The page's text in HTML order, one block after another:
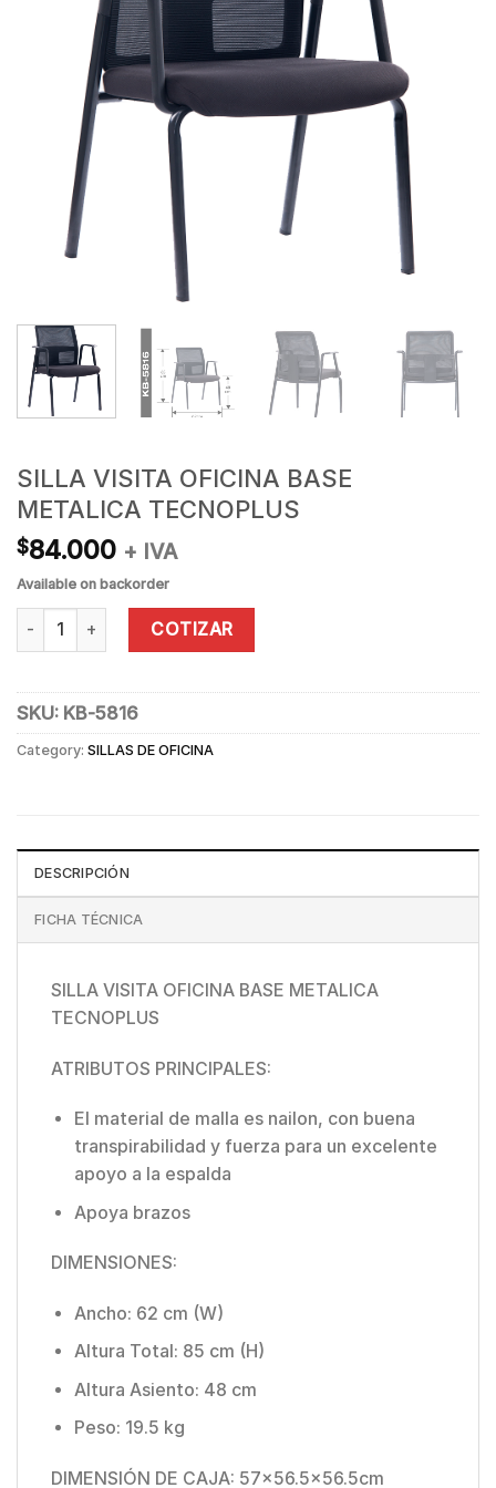
SILLA VISITA OFICINA BASE
METALICA TECNOPLUS
$84.000 + IVA
Available on backorder
SILLA VISITA OFICINA BASE METALICA TECNOPLUS quantity
COTIZAR
SKU: KB-5816
Category: SILLAS DE OFICINA
DESCRIPCIÓN
FICHA TÉCNICA
SILLA VISITA OFICINA BASE METALICA
TECNOPLUS
ATRIBUTOS PRINCIPALES:
El material de malla es nailon, con buena
transpirabilidad y fuerza para un excelente
apoyo a la espalda
Apoya brazos
DIMENSIONES:
Ancho: 62 cm (W)
Altura Total: 85 cm (H)
Altura Asiento: 48 cm
Peso: 19.5 kg
DIMENSIÓN DE CAJA: 57×56.5×56.5cm